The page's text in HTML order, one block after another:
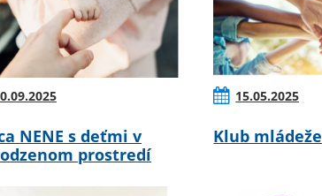
NENE s deťmi v
prostredí
15.05.2025
Klub mládeže